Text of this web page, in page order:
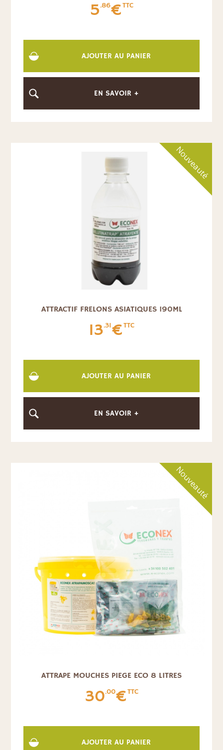
5.86€TTC
AJOUTER AU PANIER
EN SAVOIR +
Nouveauté
ATTRACTIF FRELONS ASIATIQUES 190ML
13.31€TTC
AJOUTER AU PANIER
EN SAVOIR +
Nouveauté
ATTRAPE MOUCHES PIEGE ECO 8 LITRES
30.00€TTC
AJOUTER AU PANIER